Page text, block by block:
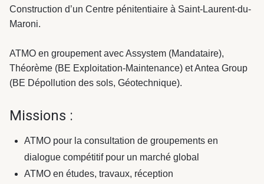
Construction d’un Centre pénitentiaire à Saint-Laurent-du-
Maroni.
ATMO en groupement avec Assystem (Mandataire),
Théorème (BE Exploitation-Maintenance) et Antea Group
(BE Dépollution des sols, Géotechnique).
Missions :
ATMO pour la consultation de groupements en
dialogue compétitif pour un marché global
ATMO en études, travaux, réception